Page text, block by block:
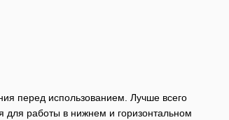
перед использованием. Лучше всего
для работы в нижнем и горизонтальном